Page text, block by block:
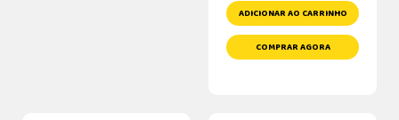
ADICIONAR AO CARRINHO
COMPRAR AGORA